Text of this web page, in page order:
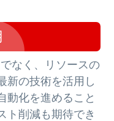
なく、リソースの
新の技術を活用し
動化を進めること
ト削減も期待でき